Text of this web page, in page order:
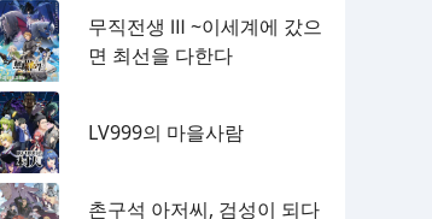
무직전생 Ⅲ ~이세계에 갔으
면 최선을 다한다
LV999의 마을사람
촌구석 아저씨, 검성이 되다